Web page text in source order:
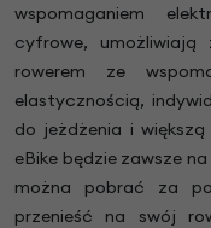
wspomaganiem
cyfrowe, umożliwiają
rowerem ze
elastycznością,
do jeżdżenia i
eBike będzie zawsze
można pobrać za
przenieść na swój